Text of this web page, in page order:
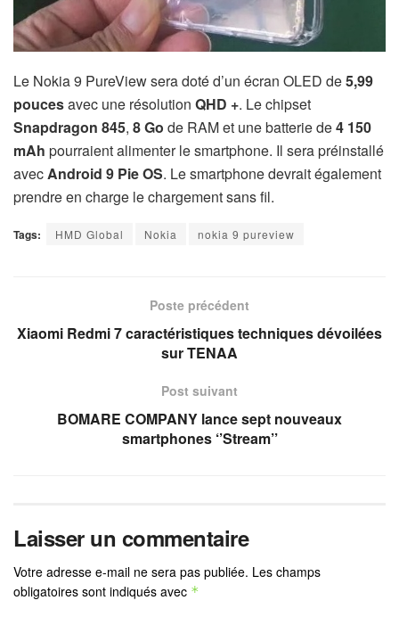
Le Nokia 9 PureView sera doté d’un écran OLED de5,99
poucesavec une résolution QHD +. Le chipset
Snapdragon 845, 8 Go de RAM et une batterie de4 150
mAh pourraient alimenter le smartphone. Il sera préinstallé
avecAndroid 9 Pie OS. Le smartphone devrait également
prendre en charge le chargement sans fil.
Tags: HMD Global Nokia nokia 9 pureview
Poste précédent
Xiaomi Redmi 7 caractéristiques techniques dévoilées
sur TENAA
Post suivant
BOMARE COMPANY lance sept nouveaux
smartphones ‘’Stream’’
Laisser un commentaire
Votre adresse e-mail ne sera pas publiée. Les champs
obligatoires sont indiqués avec *